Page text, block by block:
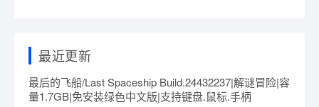
最近更新
最后的飞船/Last Spaceship Build.24432237|解谜冒险|容
量1.7GB|免安装绿色中文版|支持键盘.鼠标.手柄